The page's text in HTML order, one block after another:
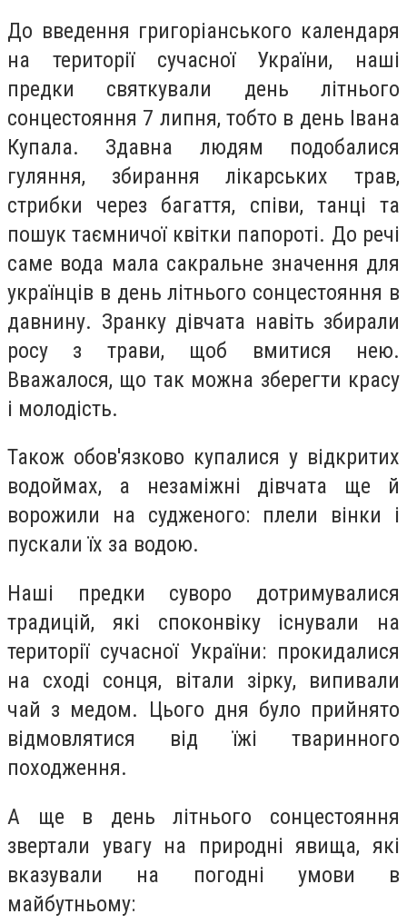
До введення григоріанського календаря
на території сучасної України, наші
предки святкували день літнього
сонцестояння 7 липня, тобто в день Івана
Купала. Здавна людям подобалися
гуляння, збирання лікарських трав,
стрибки через багаття, співи, танці та
пошук таємничої квітки папороті. До речі
саме вода мала сакральне значення для
українців в день літнього сонцестояння в
давнину. Зранку дівчата навіть збирали
росу з трави, щоб вмитися нею.
Вважалося, що так можна зберегти красу
і молодість.
Також обов'язково купалися у відкритих
водоймах, а незаміжні дівчата ще й
ворожили на судженого: плели вінки і
пускали їх за водою.
Наші предки суворо дотримувалися
традицій, які споконвіку існували на
території сучасної України: прокидалися
на сході сонця, вітали зірку, випивали
чай з медом. Цього дня було прийнято
відмовлятися від їжі тваринного
походження.
А ще в день літнього сонцестояння
звертали увагу на природні явища, які
вказували на погодні умови в
майбутньому: